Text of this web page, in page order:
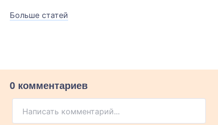
Больше статей
0 комментариев
Написать комментарий...